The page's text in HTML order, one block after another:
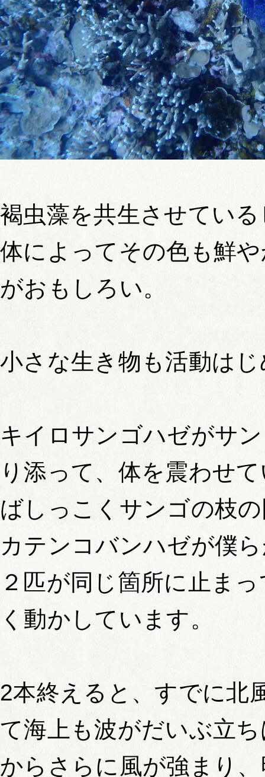
褐虫藻を共生させてい
体によってその色も鮮
がおもしろい。
小さな生き物も活動は
キイロサンゴハゼがサ
り添って、体を震わせ
ばしっこくサンゴの枝
カテンコバンハゼが僕
２匹が同じ箇所に止ま
く動かしています。
2本終えると、すでに北
て海上も波がだいぶ立
からさらに風が強まり